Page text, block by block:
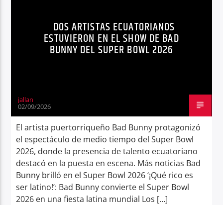
Radio hola
SUPER BOWL 2026
TENDENCIAS
DOS ARTISTAS ECUATORIANOS
ESTUVIERON EN EL SHOW DE BAD
BUNNY DEL SUPER BOWL 2026
jallan
02/09/2026
El artista puertorriqueño Bad Bunny protagonizó
el espectáculo de medio tiempo del Super Bowl
2026, donde la presencia de talento ecuatoriano
destacó en la puesta en escena. Más noticias Bad
Bunny brilló en el Super Bowl 2026 ‘¡Qué rico es
ser latino!’: Bad Bunny convierte el Super Bowl
2026 en una fiesta latina mundial Los […]